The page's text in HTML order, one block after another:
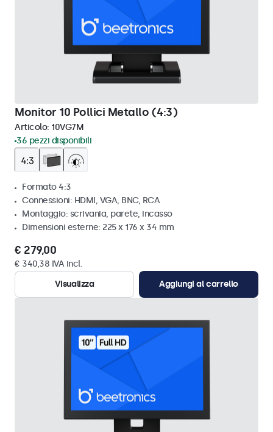
Monitor 10 Pollici Metallo (4:3)
Articolo: 10VG7M
36 pezzi disponibili
Formato 4:3
Connessioni: HDMI, VGA, BNC, RCA
Montaggio: scrivania, parete, incasso
Dimensioni esterne: 225 x 176 x 34 mm
€ 279,00
€ 340,38 IVA incl.
Visualizza
Aggiungi al carrello